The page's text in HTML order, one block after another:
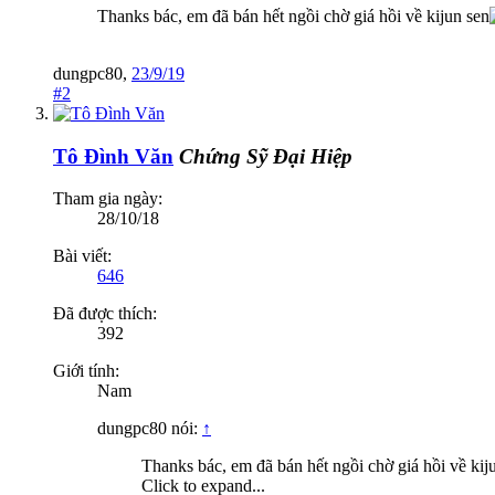
Thanks bác, em đã bán hết ngồi chờ giá hồi về kijun sen
dungpc80, 23/9/19
#2
Tô Đình Văn Chứng Sỹ Đại Hiệp
Tham gia ngày:
28/10/18
Bài viết:
646
Đã được thích:
392
Giới tính:
Nam
dungpc80 nói: ↑
Thanks bác, em đã bán hết ngồi chờ giá hồi về
Click to expand...